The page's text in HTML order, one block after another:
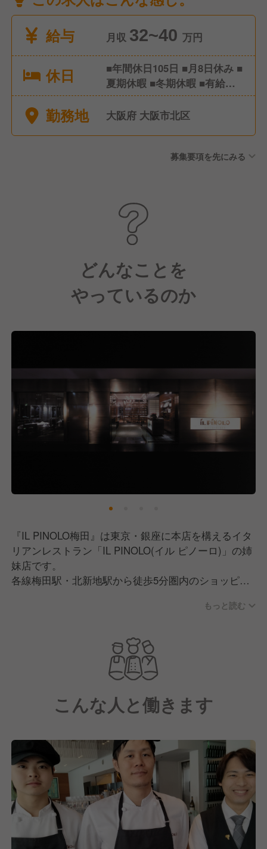
給与
月収 32~40 万円
休日
■年間休日105日 ■月8日休み ■
夏期休暇 ■冬期休暇 ■有給休
暇
勤務地 大阪府 大阪市北区
募集要項を先にみる
どんなことを
やっているのか
『IL PINOLO梅田』は東京・銀座に本店を構えるイタ
リアンレストラン「IL PINOLO(イル ピノーロ)」の姉
妹店です。
各線梅田駅・北新地駅から徒歩5分圏内のショッピン
こだわりのイタリアンと豊富なラインナップのワイン
ガラス張りで、洗練された空間の店内は全94席。
完全個室もあるので、ビジネスや商談、大切な記念日
やデートでの利用などさまざまなニーズに応えていま
料理に関してはランチタイムはコースメニュー、ディ
ナーはコースをメインにアラカルトも提供。
アンティパストからドルチェまで一切手を抜かずに、
一流の職人が手がけていきます。
また、ワインは約100種類取り扱っており、料理との
マリアージュを楽しめるようになっています。
もっと読む
こんな人と働きます